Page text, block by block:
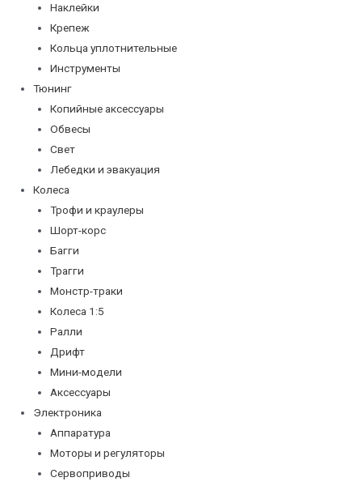
Наклейки
Крепеж
Кольца уплотнительные
Инструменты
Тюнинг
Копийные аксессуары
Обвесы
Свет
Лебедки и эвакуация
Колеса
Трофи и краулеры
Шорт-корс
Багги
Трагги
Монстр-траки
Колеса 1:5
Ралли
Дрифт
Мини-модели
Аксессуары
Электроника
Аппаратура
Моторы и регуляторы
Сервоприводы